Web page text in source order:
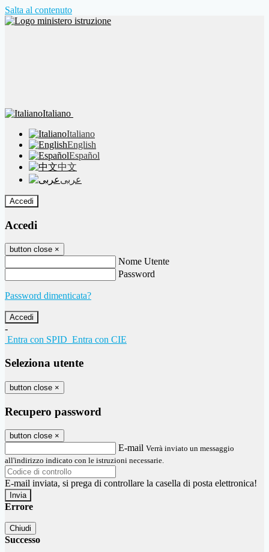
Salta al contenuto
Italiano
Italiano
English
Español
中文
عربى
Accedi
Accedi
button close ×
Nome Utente
Password
Password dimenticata?
-
Entra con SPID Entra con CIE
Seleziona utente
button close ×
Recupero password
button close ×
E-mail Verrà inviato un messaggio
all'indirizzo indicato con le istruzioni necessarie.
E-mail inviata, si prega di controllare la casella di posta elettronica!
Errore
Chiudi
Successo